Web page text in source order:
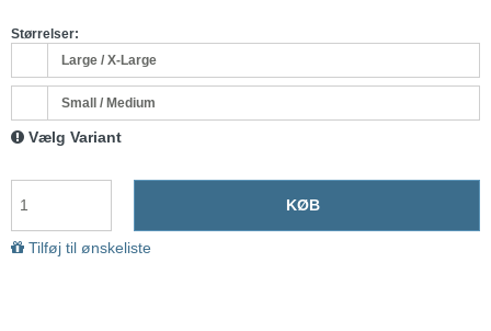
Størrelser:
Large / X-Large
Small / Medium
Vælg Variant
KØB
Tilføj til ønskeliste